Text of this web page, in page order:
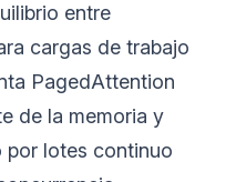
entre
cargas de trabajo
PagedAttention
de la memoria y
por lotes continuo